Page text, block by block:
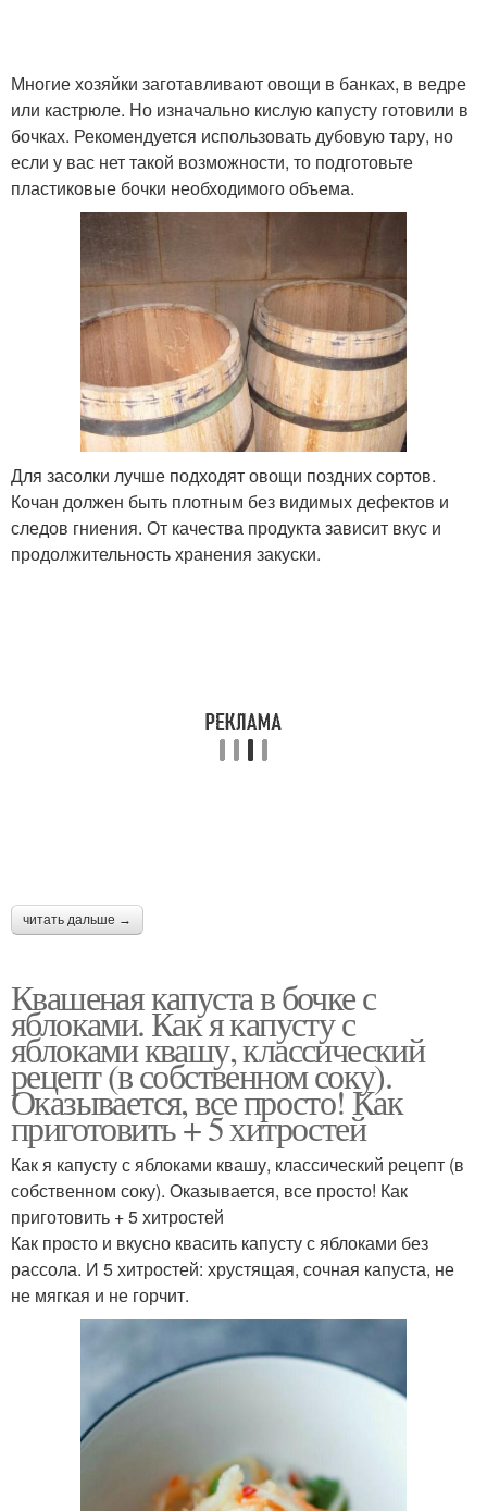
Многие хозяйки заготавливают овощи в банках, в ведре
или кастрюле. Но изначально кислую капусту готовили в
бочках. Рекомендуется использовать дубовую тару, но
если у вас нет такой возможности, то подготовьте
пластиковые бочки необходимого объема.
Для засолки лучше подходят овощи поздних сортов.
Кочан должен быть плотным без видимых дефектов и
следов гниения. От качества продукта зависит вкус и
продолжительность хранения закуски.
читать дальше →
Квашеная капуста в бочке с
яблоками. Как я капусту с
яблоками квашу, классический
рецепт (в собственном соку).
Оказывается, все просто! Как
приготовить + 5 хитростей
Как я капусту с яблоками квашу, классический рецепт (в
собственном соку). Оказывается, все просто! Как
приготовить + 5 хитростей
Как просто и вкусно квасить капусту с яблоками без
рассола. И 5 хитростей: хрустящая, сочная капуста, не
не мягкая и не горчит.